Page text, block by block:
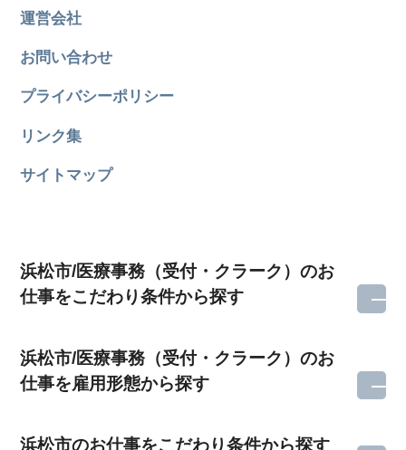
運営会社
お問い合わせ
プライバシーポリシー
リンク集
サイトマップ
浜松市/医療事務（受付・クラーク）のお
仕事をこだわり条件から探す
浜松市/医療事務（受付・クラーク）のお
仕事を雇用形態から探す
浜松市のお仕事をこだわり条件から探す